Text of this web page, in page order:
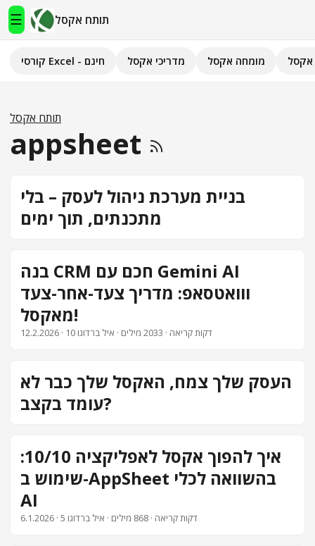
☰ תותח אקסל
מדריכי אקסל
מומחה אקסל
פיתוח אפליקציות
צור קשר
קורסי Excel - חינם מדריכי אקסל מומחה אקסל אקסל
תותח אקסל
appsheet
בניית מערכת ניהול לעסק – בלי
מתכנתים, תוך ימים
בנה CRM חכם עם Gemini AI
ווואטסאפ: מדריך צעד-אחר-צעד
מאקסל!
12.2.2026 · 10 דקות קריאה · 2033 מילים · איל ברדוגו
העסק שלך צמח, האקסל שלך כבר לא
עומד בקצב?
איך להפוך אקסל לאפליקציה 10/10:
שימוש ב-AppSheet בהשוואה לכלי
AI
6.1.2026 · 5 דקות קריאה · 868 מילים · איל ברדוגו